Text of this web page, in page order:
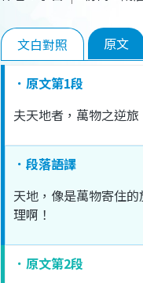
文白對照 原文
．原文第1段
夫天地者 ， 萬物之逆旅
．段落語譯
天地 ， 像是萬物寄住的
理啊 ！
．原文第2段